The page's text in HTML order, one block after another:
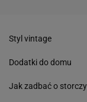
Styl vintage
Dodatki do domu
Jak zadbać o